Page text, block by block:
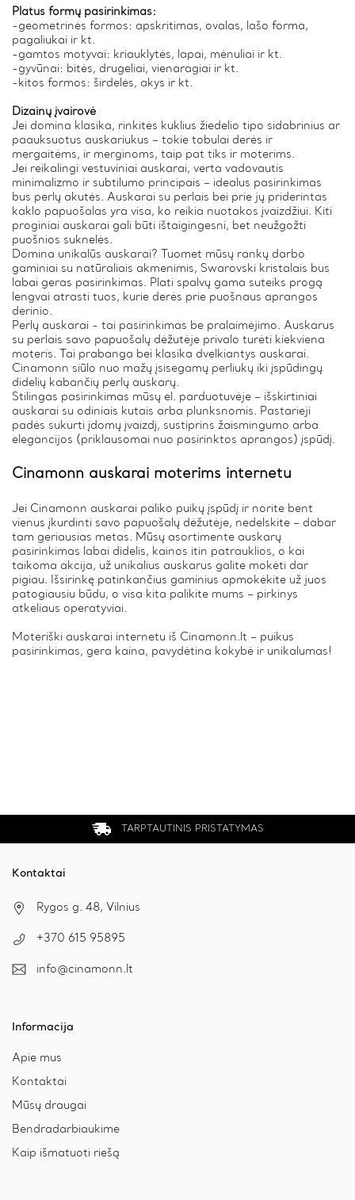
Platus formų pasirinkimas:
-geometrinės formos: apskritimas, ovalas, lašo forma,
pagaliukai ir kt.
-gamtos motyvai: kriauklytės, lapai, mėnuliai ir kt.
-gyvūnai: bitės, drugeliai, vienaragiai ir kt.
-kitos formos: širdelės, akys ir kt.
Dizainų įvairovė
Jei domina klasika, rinkitės kuklius žiedelio tipo sidabrinius ar
paauksuotus auskariukus – tokie tobulai derės ir
mergaitėms, ir merginoms, taip pat tiks ir moterims.
Jei reikalingi vestuviniai auskarai, verta vadovautis
minimalizmo ir subtilumo principais – idealus pasirinkimas
bus perlų akutės. Auskarai su perlais bei prie jų priderintas
kaklo papuošalas yra visa, ko reikia nuotakos įvaizdžiui. Kiti
proginiai auskarai gali būti ištaigingesni, bet neužgožti
puošnios suknelės.
Domina unikalūs auskarai? Tuomet mūsų rankų darbo
gaminiai su natūraliais akmenimis, Swarovski kristalais bus
labai geras pasirinkimas. Plati spalvų gama suteiks progą
lengvai atrasti tuos, kurie derės prie puošnaus aprangos
derinio.
Perlų auskarai - tai pasirinkimas be pralaimėjimo. Auskarus
su perlais savo papuošalų dėžutėje privalo turėti kiekviena
moteris. Tai prabanga bei klasika dvelkiantys auskarai.
Cinamonn siūlo nuo mažų įsisegamų perliukų iki įspūdingų
didelių kabančių perlų auskarų.
Stilingas pasirinkimas mūsų el. parduotuvėje – išskirtiniai
auskarai su odiniais kutais arba plunksnomis. Pastarieji
padės sukurti įdomų įvaizdį, sustiprins žaismingumo arba
elegancijos (priklausomai nuo pasirinktos aprangos) įspūdį.
Cinamonn auskarai moterims internetu
Jei Cinamonn auskarai paliko puikų įspūdį ir norite bent
vienus įkurdinti savo papuošalų dėžutėje, nedelskite – dabar
tam geriausias metas. Mūsų asortimente auskarų
pasirinkimas labai didelis, kainos itin patrauklios, o kai
taikoma akcija, už unikalius auskarus galite mokėti dar
pigiau. Išsirinkę patinkančius gaminius apmokėkite už juos
patogiausiu būdu, o visa kita palikite mums – pirkinys
atkeliaus operatyviai.
Moteriški auskarai internetu iš Cinamonn.lt – puikus
pasirinkimas, gera kaina, pavydėtina kokybė ir unikalumas!
TARPTAUTINIS PRISTATYMAS
Kontaktai
Rygos g. 48, Vilnius
+370 615 95895
info@cinamonn.lt
Informacija
Apie mus
Kontaktai
Mūsų draugai
Bendradarbiaukime
Kaip išmatuoti riešą